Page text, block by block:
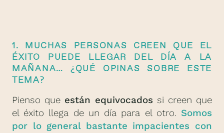
1. MUCHAS PERSONAS CREEN QUE EL
ÉXITO PUEDE LLEGAR DEL DÍA A LA
MAÑANA… ¿QUÉ OPINAS SOBRE ESTE
TEMA?
Pienso que están equivocados si creen que
el éxito llega de un día para el otro. Somos
por lo general bastante impacientes con